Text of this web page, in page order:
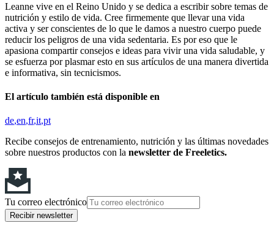
Leanne vive en el Reino Unido y se dedica a escribir sobre temas de
nutrición y estilo de vida. Cree firmemente que llevar una vida
activa y ser conscientes de lo que le damos a nuestro cuerpo puede
reducir los peligros de una vida sedentaria. Es por eso que le
apasiona compartir consejos e ideas para vivir una vida saludable, y
se esfuerza por plasmar esto en sus artículos de una manera divertida
e informativa, sin tecnicismos.
El artículo también está disponible en
de en fr it pt
Recibe consejos de entrenamiento, nutrición y las últimas novedades
sobre nuestros productos con la newsletter de Freeletics.
Tu correo electrónico
Recibir newsletter